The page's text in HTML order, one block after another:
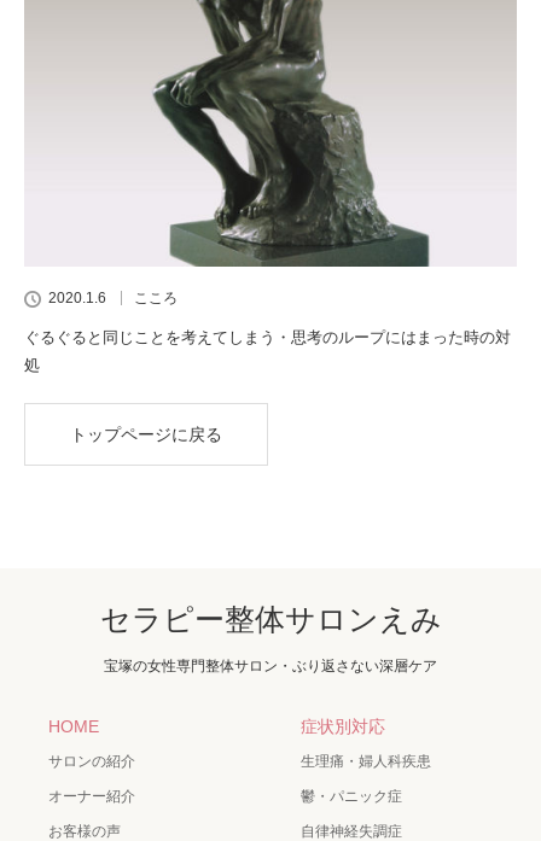
2020.1.6 こころ
ぐるぐると同じことを考えてしまう・思考のループにはまった時の対
処
トップページに戻る
セラピー整体サロンえみ
宝塚の女性専門整体サロン・ぶり返さない深層ケア
HOME
サロンの紹介
オーナー紹介
お客様の声
症状別対応
生理痛・婦人科疾患
鬱・パニック症
自律神経失調症